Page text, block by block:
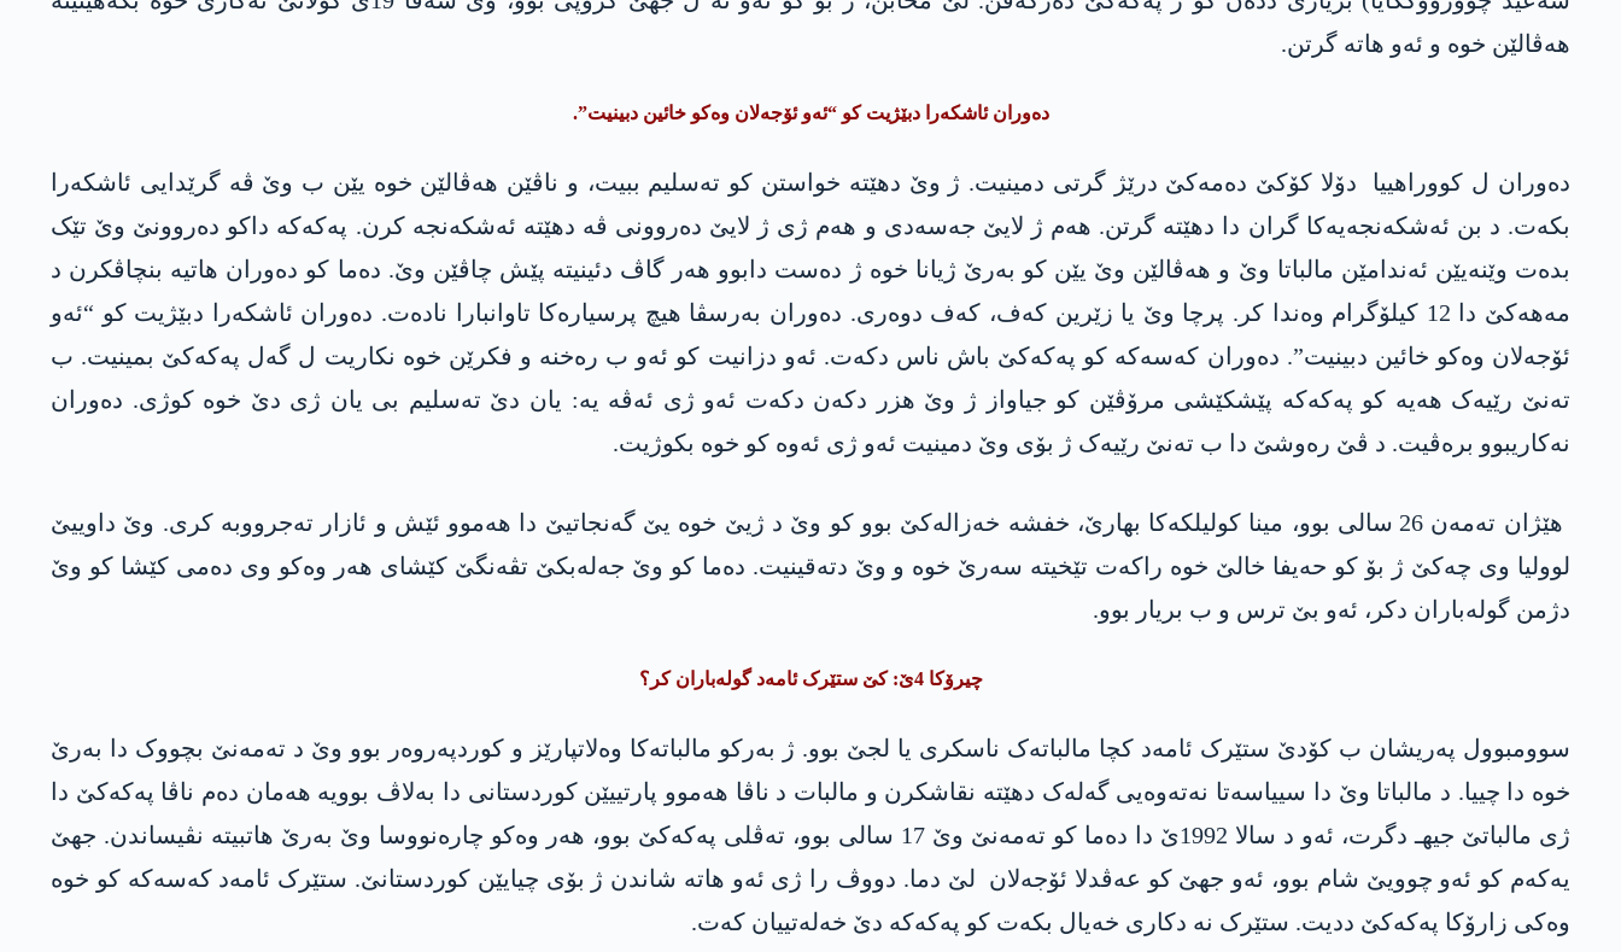
ھەڤالێن خوە و ئەو ھاتە گرتن.
دەوران ئاشکەرا دبێژیت کو “ئەو ئۆجەلان وەکو خائین دبینیت”.
دەوران ل کووراھییا دۆلا کۆکێ دەمەکێ درێژ گرتی دمینیت. ژ وێ دهێتە خواستن کو تەسلیم ببیت، و ناڤێن ھەڤالێن خوە یێن ب وێ ڤە گرێدایی ئاشکەرا
بکەت. د بن ئەشکەنجەیەکا گران دا دهێتە گرتن. ھەم ژ لایێ جەسەدی و ھەم ژی ژ لایێ دەروونی ڤە دهێتە ئەشکەنجە کرن. پەکەکە داکو دەروونێ وێ تێک
بدەت وێنەیێن ئەندامێن مالباتا وێ و ھەڤالێن وێ یێن کو بەرێ ژیانا خوە ژ دەست دابوو ھەر گاڤ دئینیتە پێش چاڤێن وێ. دەما کو دەوران ھاتیە بنچاڤکرن د
مەھەکێ دا 12 کیلۆگرام وەندا کر. پرچا وێ یا زێرین کەف، کەف دوەری. دەوران بەرسڤا هیچ پرسیارەکا تاوانبارا نادەت. دەوران ئاشکەرا دبێژیت کو “ئەو
ئۆجەلان وەکو خائین دبینیت”. دەوران کەسەکە کو پەکەکێ باش ناس دکەت. ئەو دزانیت کو ئەو ب رەخنە و فکرێن خوە نکاریت ل گەل پەکەکێ بمینیت. ب
تەنێ رێیەک ھەیە کو پەکەکە پێشکێشی مرۆڤێن کو جیاواز ژ وێ هزر دکەن دکەت ئەو ژی ئەڤە یە: یان دێ تەسلیم بی یان ژی دێ خوە کوژی. دەوران
نەکاریبوو برەڤیت. د ڤێ رەوشێ دا ب تەنێ رێیەک ژ بۆی وێ دمینیت ئەو ژی ئەوە کو خوە بکوژیت.
ھێژان تەمەن 26 سالی بوو، مینا کولیلکەکا بھارێ، خفشە خەزالەکێ بوو کو وێ د ژیێ خوە یێ گەنجاتیێ دا ھەموو ئێش و ئازار تەجرووبە کری. وێ داوییێ
لوولیا وی چەکێ ژ بۆ کو حەیفا خالێ خوە راکەت تێخیتە سەرێ خوە و وێ دتەقینیت. دەما کو وێ جەلەبکێ تڤەنگێ کێشای ھەر وەکو وی دەمی کێشا کو وێ
دژمن گولەباران دکر، ئەو بێ ترس و ب بریار بوو.
چیرۆکا 4ێ: کێ ستێرک ئامەد گولەباران کر؟
سوومبوول پەریشان ب کۆدێ ستێرک ئامەد کچا مالباتەک ناسکری یا لجێ بوو. ژ بەرکو مالباتەکا وەلاتپارێز و کوردپەروەر بوو وێ د تەمەنێ بچووک دا بەرێ
خوە دا چییا. د مالباتا وێ دا سییاسەتا نەتەوەیی گەلەک دهێتە نقاشکرن و مالبات د ناڤا ھەموو پارتییێن کوردستانی دا بەلاڤ بوویە ھەمان دەم ناڤا پەکەکێ دا
ژی مالباتێ جیهـ دگرت، ئەو د سالا 1992ێ دا دەما کو تەمەنێ وێ 17 سالی بوو، تەڤلی پەکەکێ بوو، هەر وەکو چارەنووسا وێ بەرێ ھاتبیتە نڤیساندن. جھێ
یەکەم کو ئەو چوویێ شام بوو، ئەو جھێ کو عەڤدلا ئۆجەلان لێ دما. دووڤ را ژی ئەو هاتە شاندن ژ بۆی چیایێن کوردستانێ. ستێرک ئامەد کەسەکە کو خوە
وەکی زارۆکا پەکەکێ ددیت. ستێرک نە دکاری خەیال بکەت کو پەکەکە دێ خەلەتییان کەت.